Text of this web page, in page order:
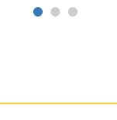
、藍牙 5.4、
，支援 33W 快充
Gemini 助理